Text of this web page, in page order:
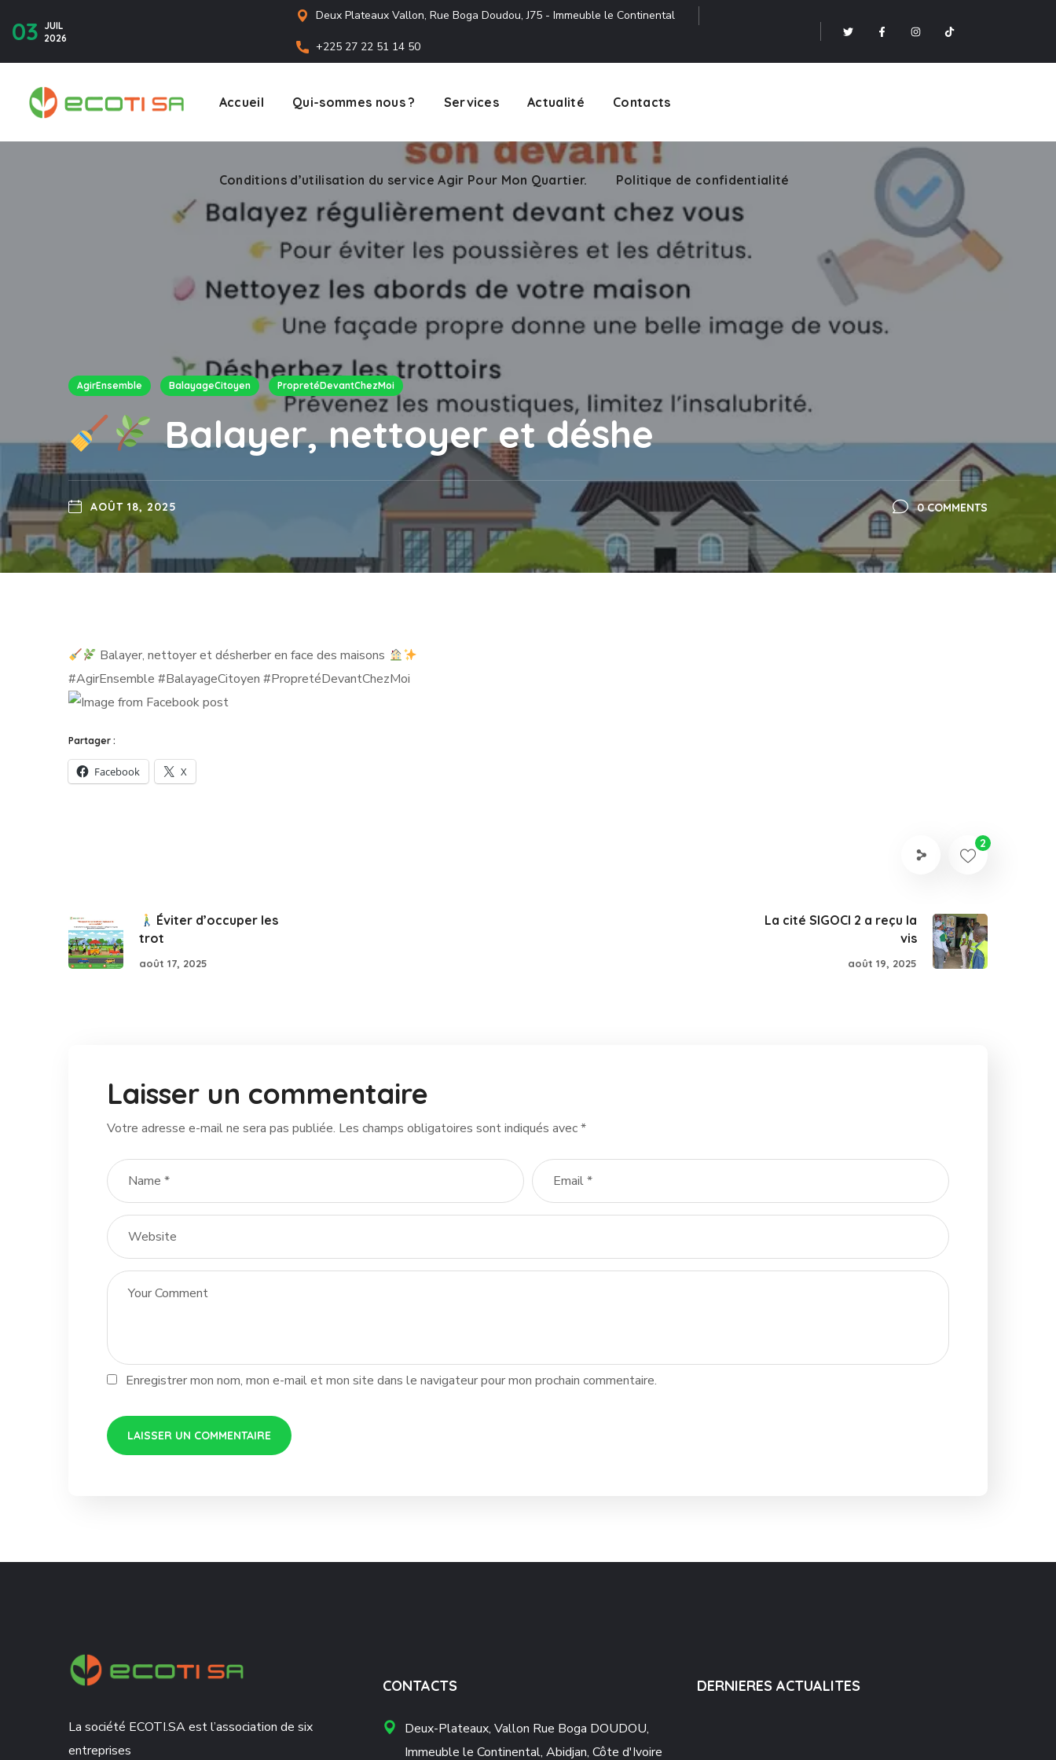
03 JUIL
2026
Deux Plateaux Vallon, Rue Boga Doudou, J75 - Immeuble le Continental
+225 27 22 51 14 50
Accueil Qui-sommes nous ? Services Actualité Contacts
Conditions d’utilisation du service Agir Pour Mon Quartier. Politique de confidentialité
AgirEnsemble BalayageCitoyen PropretéDevantChezMoi
Balayer, nettoyer et déshe
AOÛT 18, 2025 0 COMMENTS
Balayer, nettoyer et désherber en face des maisons
#AgirEnsemble #BalayageCitoyen #PropretéDevantChezMoi
Partager :
Facebook X
2
Éviter d’occuper les
trot
août 17, 2025
La cité SIGOCI 2 a reçu la
vis
août 19, 2025
Laisser un commentaire
Votre adresse e-mail ne sera pas publiée. Les champs obligatoires sont indiqués avec*
Enregistrer mon nom, mon e-mail et mon site dans le navigateur pour mon prochain commentaire.
La société ECOTI.SA est l’association de six
entreprises
CONTACTS
Deux-Plateaux, Vallon Rue Boga DOUDOU,
Immeuble le Continental, Abidjan, Côte d'Ivoire
DERNIERES ACTUALITES